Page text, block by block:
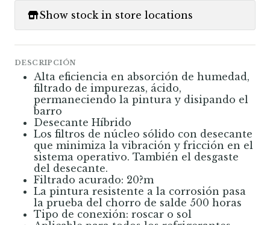
Show stock in store locations
DESCRIPCIÓN
Alta eficiencia en absorción de humedad,
filtrado de impurezas, ácido,
permaneciendo la pintura y disipando el
barro
Desecante Híbrido
Los filtros de núcleo sólido con desecante
que minimiza la vibración y fricción en el
sistema operativo. También el desgaste
del desecante.
Filtrado acurado: 20?m
La pintura resistente a la corrosión pasa
la prueba del chorro de salde 500 horas
Tipo de conexión: roscar o sol